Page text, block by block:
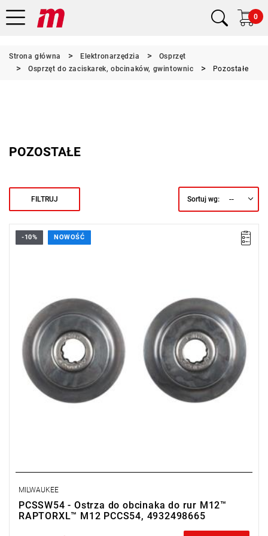
0
Strona główna Elektronarzędzia
Osprzęt
Osprzęt do zaciskarek, obcinaków, gwintownic
Pozostałe
POZOSTAŁE
FILTRUJ Sortuj wg: --
-10% NOWOŚĆ
MILWAUKEE
PCSSW54 - Ostrza do obcinaka do rur M12™
RAPTORXL™ M12 PCCS54, 4932498665